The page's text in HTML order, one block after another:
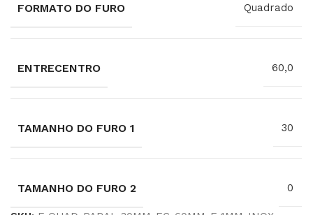
FORMATO DO FURO Quadrado
ENTRECENTRO 60,0
TAMANHO DO FURO 1 30
TAMANHO DO FURO 2 0